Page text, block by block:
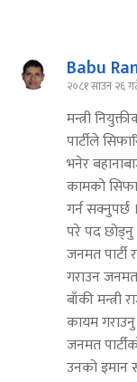
Babu
२०८१ साउन २६
मन्त्री
पार्टीले
भनेर
कामको
गर्न
परे पद छोड्नु
जनमत
गराउन
बाँकी मन्त्री
कायम
जनमत
उनको इमान